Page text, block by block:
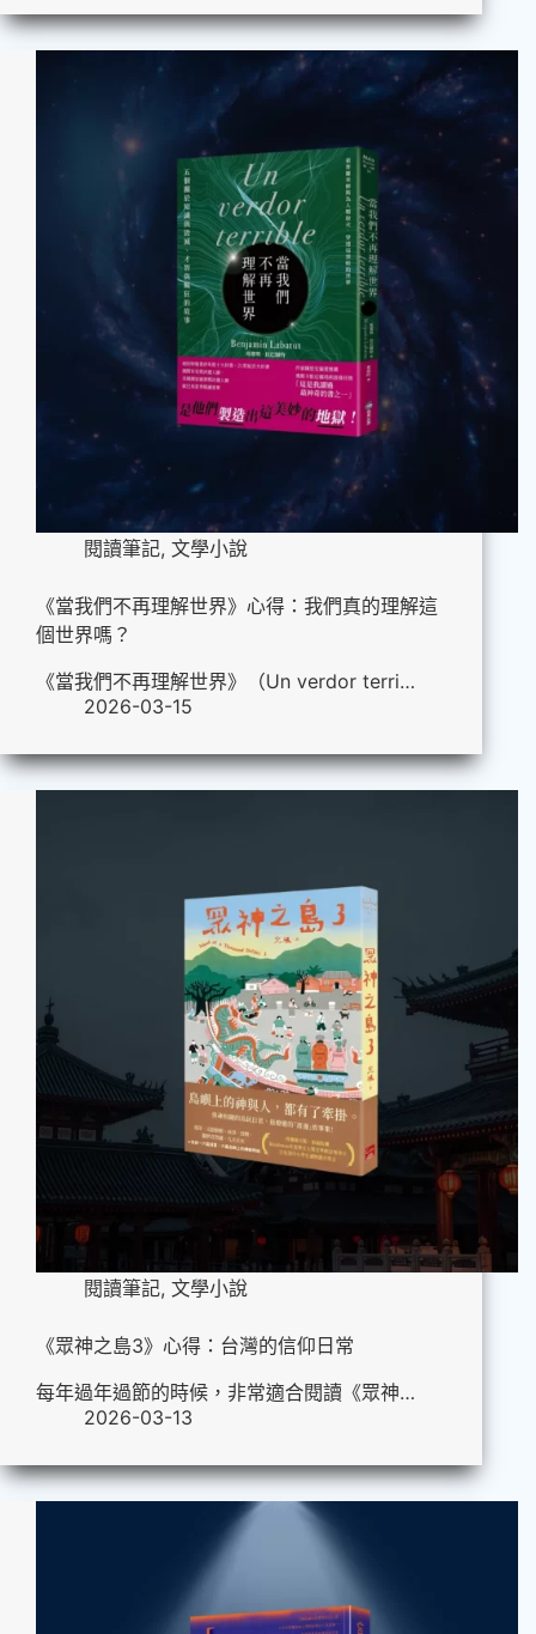
閱讀筆記, 文學小說
《當我們不再理解世界》心得：我們真的理解這
個世界嗎？
《當我們不再理解世界》（Un verdor terri…
2026-03-15
閱讀筆記, 文學小說
《眾神之島3》心得：台灣的信仰日常
每年過年過節的時候，非常適合閱讀《眾神…
2026-03-13